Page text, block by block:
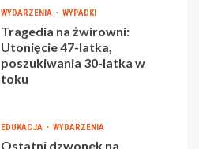
WYDARZENIA WYPADKI
Tragedia na żwirowni:
Utonięcie 47-latka,
poszukiwania 30-latka w
toku
EDUKACJA WYDARZENIA
Ostatni dzwonek na